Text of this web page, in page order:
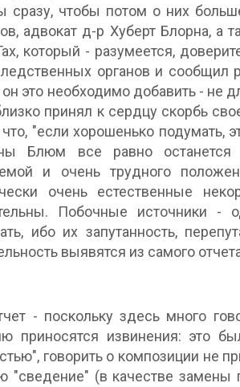
сразу, чтобы потом о них
адвокат д-р Хуберт Блорна, а
который - разумеется,
органов и сообщил
это необходимо добавить - не
принял к сердцу скорбь
что, "если хорошенько
Блюм все равно
и очень трудного
очень естественные
Побочные источники -
ибо их запутанность,
выявятся из самого
- поскольку здесь много
приносятся извинения: это
говорить о композиции не
"сведение" (в качестве замены